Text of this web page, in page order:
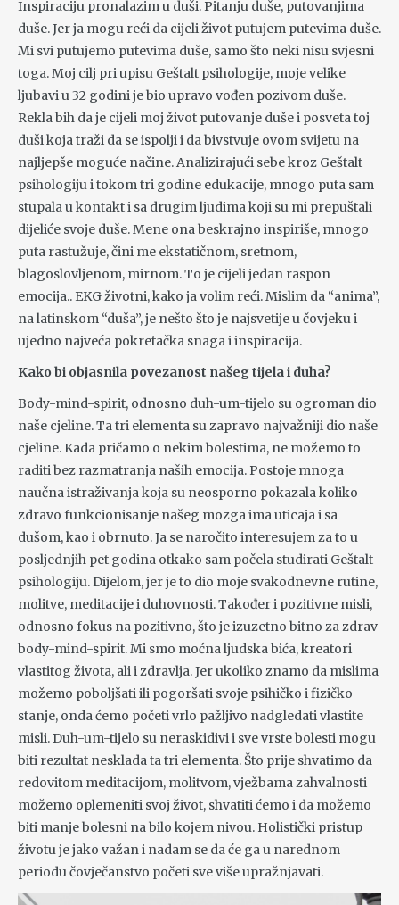
Inspiraciju pronalazim u duši. Pitanju duše, putovanjima
duše. Jer ja mogu reći da cijeli život putujem putevima duše.
Mi svi putujemo putevima duše, samo što neki nisu svjesni
toga. Moj cilj pri upisu Geštalt psihologije, moje velike
ljubavi u 32 godini je bio upravo vođen pozivom duše.
Rekla bih da je cijeli moj život putovanje duše i posveta toj
duši koja traži da se ispolji i da bivstvuje ovom svijetu na
najljepše moguće načine. Analizirajući sebe kroz Geštalt
psihologiju i tokom tri godine edukacije, mnogo puta sam
stupala u kontakt i sa drugim ljudima koji su mi prepuštali
dijeliće svoje duše. Mene ona beskrajno inspiriše, mnogo
puta rastužuje, čini me ekstatičnom, sretnom,
blagoslovljenom, mirnom. To je cijeli jedan raspon
emocija.. EKG životni, kako ja volim reći. Mislim da “anima”,
na latinskom “duša”, je nešto što je najsvetije u čovjeku i
ujedno najveća pokretačka snaga i inspiracija.
Kako bi objasnila povezanost našeg tijela i duha?
Body-mind-spirit, odnosno duh-um-tijelo su ogroman dio
naše cjeline. Ta tri elementa su zapravo najvažniji dio naše
cjeline. Kada pričamo o nekim bolestima, ne možemo to
raditi bez razmatranja naših emocija. Postoje mnoga
naučna istraživanja koja su neosporno pokazala koliko
zdravo funkcionisanje našeg mozga ima uticaja i sa
dušom, kao i obrnuto. Ja se naročito interesujem za to u
posljednjih pet godina otkako sam počela studirati Geštalt
psihologiju. Dijelom, jer je to dio moje svakodnevne rutine,
molitve, meditacije i duhovnosti. Također i pozitivne misli,
odnosno fokus na pozitivno, što je izuzetno bitno za zdrav
body-mind-spirit. Mi smo moćna ljudska bića, kreatori
vlastitog života, ali i zdravlja. Jer ukoliko znamo da mislima
možemo poboljšati ili pogoršati svoje psihičko i fizičko
stanje, onda ćemo početi vrlo pažljivo nadgledati vlastite
misli. Duh-um-tijelo su neraskidivi i sve vrste bolesti mogu
biti rezultat nesklada ta tri elementa. Što prije shvatimo da
redovitom meditacijom, molitvom, vježbama zahvalnosti
možemo oplemeniti svoj život, shvatiti ćemo i da možemo
biti manje bolesni na bilo kojem nivou. Holistički pristup
životu je jako važan i nadam se da će ga u narednom
periodu čovječanstvo početi sve više upražnjavati.